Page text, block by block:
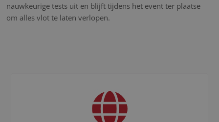
nauwkeurige tests uit en blijft tijdens het event ter plaatse
om alles vlot te laten verlopen.